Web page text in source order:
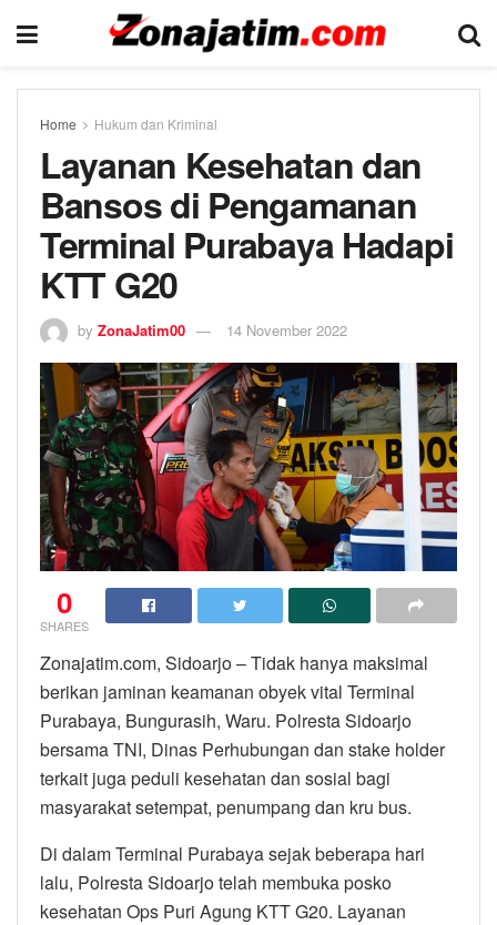
Home Hukum dan Kriminal
Layanan Kesehatan dan
Bansos di Pengamanan
Terminal Purabaya Hadapi
KTT G20
by ZonaJatim00 14 November 2022
0
SHARES
Zonajatim.com, Sidoarjo – Tidak hanya maksimal
berikan jaminan keamanan obyek vital Terminal
Purabaya, Bungurasih, Waru. Polresta Sidoarjo
bersama TNI, Dinas Perhubungan dan stake holder
terkait juga peduli kesehatan dan sosial bagi
masyarakat setempat, penumpang dan kru bus.
Di dalam Terminal Purabaya sejak beberapa hari
lalu, Polresta Sidoarjo telah membuka posko
kesehatan Ops Puri Agung KTT G20. Layanan